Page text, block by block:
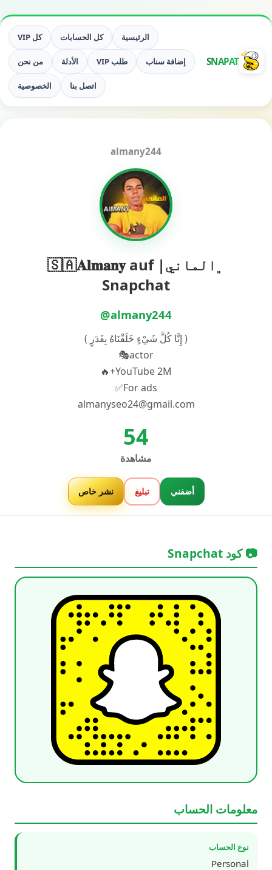
SNAPAT
الرئيسية كل الحسابات كل VIP
إضافة سناب طلب VIP الأدلة من نحن
اتصل بنا الخصوصية
almany244
﮼الماني| 🇸🇦𝐀𝐥𝐦𝐚𝐧𝐲 auf
Snapchat
@almany244
( إِنَّا كُلَّ شَيْءٍ خَلَقْنَاهُ بِقَدَرٍ )
actor🎭
YouTube 2M+🔥
For ads✅
almanyseo24@gmail.com
54
مشاهدة
أضفني تبليغ نشر خاص
📷 كود Snapchat
معلومات الحساب
نوع الحساب
Personal